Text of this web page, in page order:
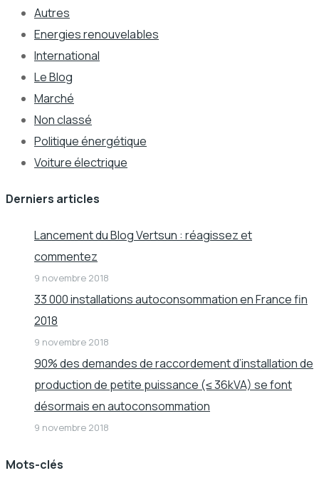
Autres
Energies renouvelables
International
Le Blog
Marché
Non classé
Politique énergétique
Voiture électrique
Derniers articles
Lancement du Blog Vertsun : réagissez et
commentez
9 novembre 2018
33 000 installations autoconsommation en France fin
2018
9 novembre 2018
90% des demandes de raccordement d’installation de
production de petite puissance (≤ 36kVA) se font
désormais en autoconsommation
9 novembre 2018
Mots-clés